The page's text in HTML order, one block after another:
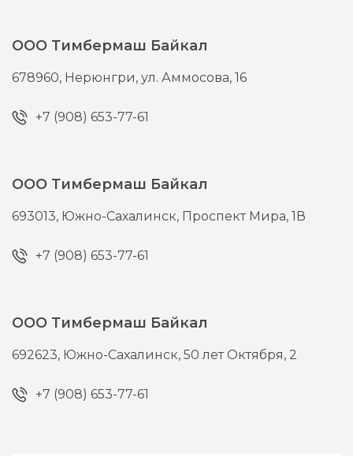
ООО Тимбермаш Байкал
678960, Нерюнгри,ул. Аммосова, 16
+7 (908) 653-77-61
ООО Тимбермаш Байкал
693013, Южно-Сахалинск, Проспект Мира, 1В
+7 (908) 653-77-61
ООО Тимбермаш Байкал
692623, Южно-Сахалинск,50 лет Октября, 2
+7 (908) 653-77-61